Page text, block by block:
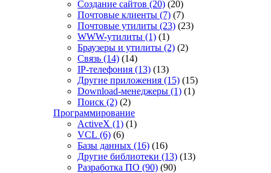
Создание сайтов (20) (20)
Почтовые клиенты (7) (7)
Почтовые утилиты (23) (23)
WWW-утилиты (1) (1)
Браузеры и утилиты (2) (2)
Связь (14) (14)
IP-телефония (13) (13)
Другие приложения (15) (15)
Download-менеджеры (1) (1)
Поиск (2) (2)
Программирование
ActiveX (1) (1)
VCL (6) (6)
Базы данных (16) (16)
Другие библиотеки (13) (13)
Разработка ПО (90) (90)